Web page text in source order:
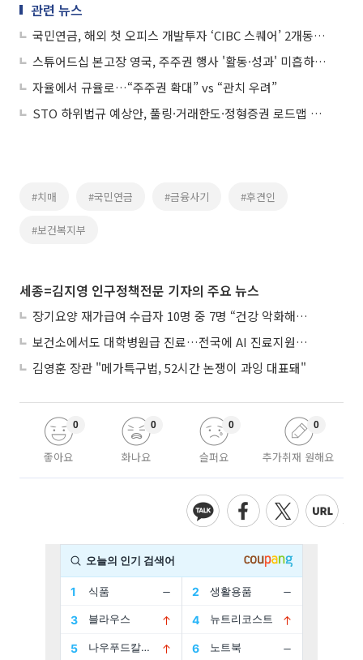
관련 뉴스
국민연금, 해외 첫 오피스 개발투자 ‘CIBC 스퀘어’ 2개동…준공 4개월 전 임대율 100%
스튜어드십 본고장 영국, 주주권 행사 '활동·성과' 미흡하면 퇴출도
자율에서 규율로…“주주권 확대” vs “관치 우려”
STO 하위법규 예상안, 풀링·거래한도·정형증권 로드맵 제시
#치매 #국민연금 #금융사기 #후견인
#보건복지부
세종=김지영 인구정책전문 기자의 주요 뉴스
장기요양 재가급여 수급자 10명 중 7명 “건강 악화해도 집에서”
보건소에서도 대학병원급 진료…전국에 AI 진료지원도구 보급
김영훈 장관 "메가특구법, 52시간 논쟁이 과잉 대표돼"
좋아요
0
화나요
0
슬퍼요
0
추가취재 원해요
0